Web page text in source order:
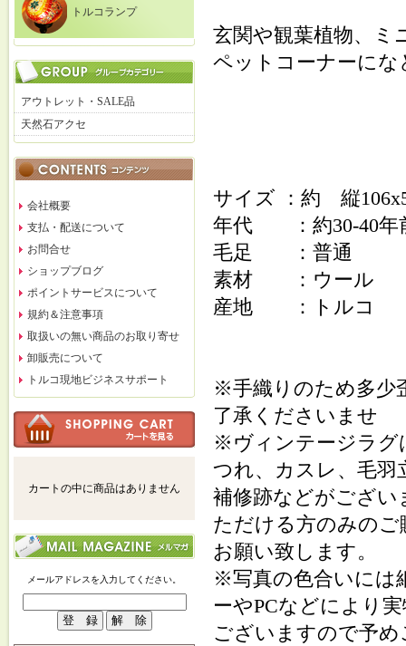
トルコランプ
アウトレット・SALE品
天然石アクセ
会社概要
支払・配送について
お問合せ
ショップブログ
ポイントサービスについて
規約＆注意事項
取扱いの無い商品のお取り寄せ
卸販売について
トルコ現地ビジネスサポート
カートの中に商品はありません
メールアドレスを入力してください。
玄関や観葉植物、ミ
ペットコーナーに
サイズ ：約 縦
年代 ：約30-40年
毛足 ：普通
素材 ：ウール
産地 ：トルコ
※手織りのため多少
了承くださいませ
※ヴィンテージラグ
つれ、カスレ、毛羽
補修跡などがござ
ただける方のみのご
お願い致します。
※写真の色合いには
ーやPCなどにより
ございますので予